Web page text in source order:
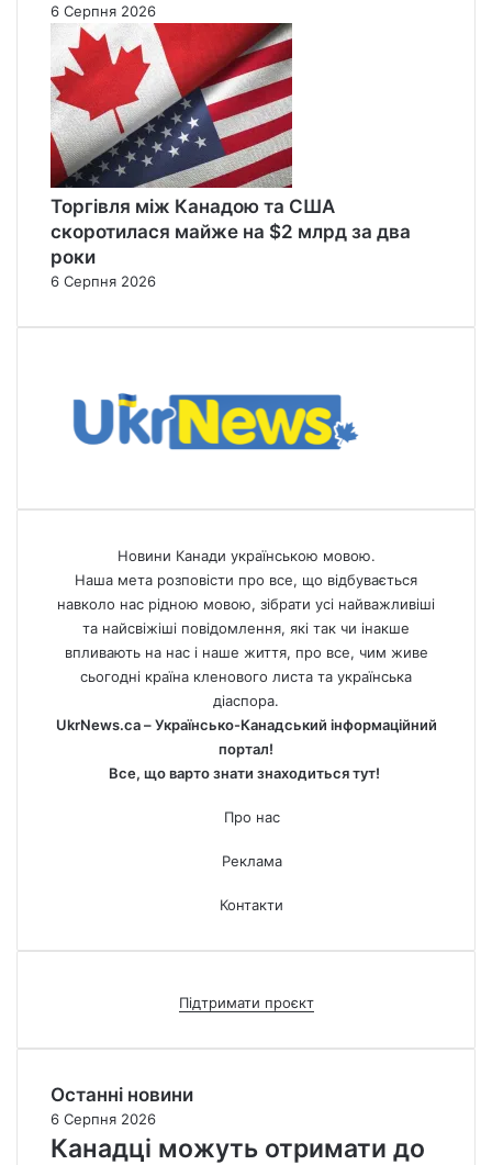
6 Серпня 2026
Торгівля між Канадою та США
скоротилася майже на $2 млрд за два
роки
6 Серпня 2026
Новини Канади українською мовою.
Наша мета розповісти про все, що відбувається
навколо нас рідною мовою, зібрати усі найважливіші
та найсвіжіші повідомлення, які так чи інакше
впливають на нас і наше життя, про все, чим живе
сьогодні країна кленового листа та українська
діаспора.
UkrNews.ca – Українсько-Канадський інформаційний
портал!
Все, що варто знати знаходиться тут!
Про нас
Реклама
Контакти
Підтримати проєкт
Останні новини
6 Серпня 2026
Канадці можуть отримати до